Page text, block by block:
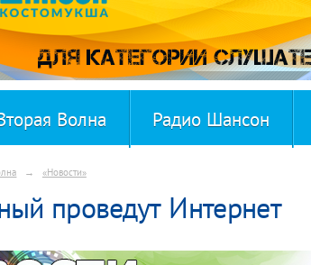
Волна Радио Шансон
→ «Новости»
проведут Интернет